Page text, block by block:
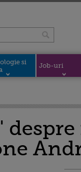
si
Job-uri